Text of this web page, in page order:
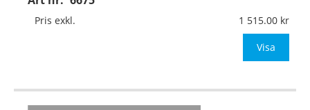
• Standard färgkombination: Blå botten och vit text
Pris exkl. 1 515.00
Visa